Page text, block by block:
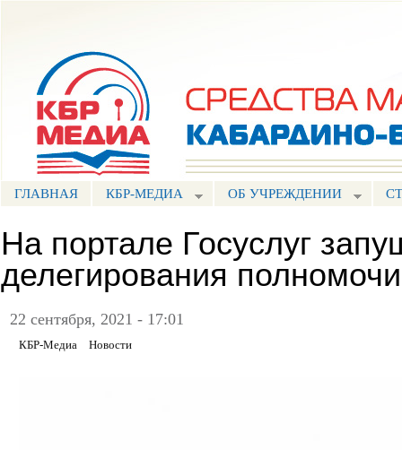
ГЛАВНАЯ КБР-МЕДИА ОБ УЧРЕЖДЕНИИ
На портале Госуслуг
делегирования
22 сентября, 2021 - 17:01
КБР-Медиа Новости